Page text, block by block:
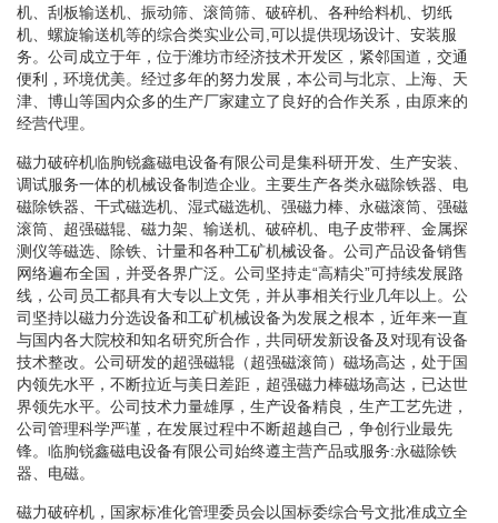
机、刮板输送机、振动筛、滚筒筛、破碎机、各种给料机、切纸
机、螺旋输送机等的综合类实业公司,可以提供现场设计、安装服
务。公司成立于年，位于潍坊市经济技术开发区，紧邻国道，交通
便利，环境优美。经过多年的努力发展，本公司与北京、上海、天
津、博山等国内众多的生产厂家建立了良好的合作关系，由原来的
经营代理。
磁力破碎机临朐锐鑫磁电设备有限公司是集科研开发、生产安装、
调试服务一体的机械设备制造企业。主要生产各类永磁除铁器、电
磁除铁器、干式磁选机、湿式磁选机、强磁力棒、永磁滚筒、强磁
滚筒、超强磁辊、磁力架、输送机、破碎机、电子皮带秤、金属探
测仪等磁选、除铁、计量和各种工矿机械设备。公司产品设备销售
网络遍布全国，并受各界广泛。公司坚持走“高精尖”可持续发展路
线，公司员工都具有大专以上文凭，并从事相关行业几年以上。公
司坚持以磁力分选设备和工矿机械设备为发展之根本，近年来一直
与国内各大院校和知名研究所合作，共同研发新设备及对现有设备
技术整改。公司研发的超强磁辊（超强磁滚筒）磁场高达，处于国
内领先水平，不断拉近与美日差距，超强磁力棒磁场高达，已达世
界领先水平。公司技术力量雄厚，生产设备精良，生产工艺先进，
公司管理科学严谨，在发展过程中不断超越自己，争创行业最先
锋。临朐锐鑫磁电设备有限公司始终遵主营产品或服务:永磁除铁
器、电磁。
磁力破碎机，国家标准化管理委员会以国标委综合号文批准成立全